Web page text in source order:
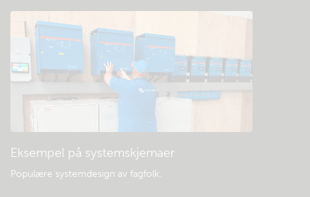
Eksempel på systemskjemaer
Populære systemdesign av fagfolk.